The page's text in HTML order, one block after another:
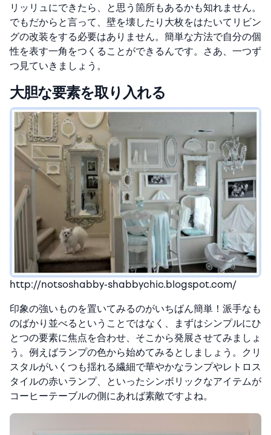
リッリュにできたら、と思う箇所もあるかも知れません。
でもだからと言って、壁を壊したり大枚をはたいてリビン
グの改装をする必要はありません。簡単な方法で自分の個
性を表す一角をつくることができるんです。さあ、一つず
つ見ていきましょう。
大胆な要素を取り入れる
http://notsoshabby-shabbychic.blogspot.com/
印象の強いものを置いてみるのがいちばん簡単！派手なも
のばかり並べるということではなく、まずはシンプルにひ
とつの要素に焦点を合わせ、そこから発展させてみましょ
う。例えばランプの色から始めてみるとしましょう。クリ
スタルがいくつも揺れる繊細で華やかなランプやレトロス
タイルの赤いランプ、といったシンボリックなアイテムが
コーヒーテーブルの側にあれば素敵ですよね。